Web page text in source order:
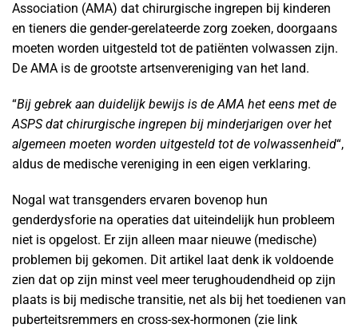
Association (AMA) dat chirurgische ingrepen bij kinderen
en tieners die gender-gerelateerde zorg zoeken, doorgaans
moeten worden uitgesteld tot de patiënten volwassen zijn.
De AMA is de grootste artsenvereniging van het land.
“Bij gebrek aan duidelijk bewijs is de AMA het eens met de
ASPS dat chirurgische ingrepen bij minderjarigen over het
algemeen moeten worden uitgesteld tot de volwassenheid“,
aldus de medische vereniging in een eigen verklaring.
Nogal wat transgenders ervaren bovenop hun
genderdysforie na operaties dat uiteindelijk hun probleem
niet is opgelost. Er zijn alleen maar nieuwe (medische)
problemen bij gekomen. Dit artikel laat denk ik voldoende
zien dat op zijn minst veel meer terughoudendheid op zijn
plaats is bij medische transitie, net als bij het toedienen van
puberteitsremmers en cross-sex-hormonen (zie link